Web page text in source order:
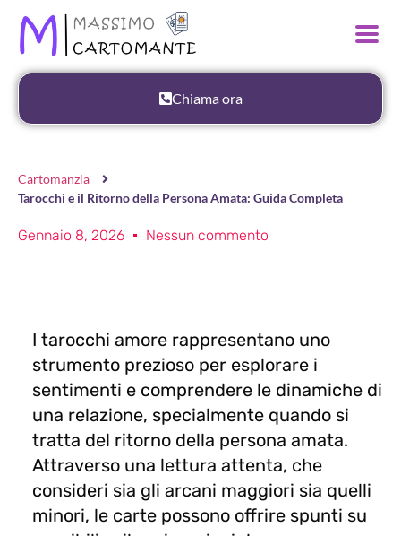
Chiama ora
Cartomanzia
Tarocchi e il Ritorno della Persona Amata: Guida Completa
Gennaio 8, 2026 Nessun commento
I tarocchi amore rappresentano uno
strumento prezioso per esplorare i
sentimenti e comprendere le dinamiche di
una relazione, specialmente quando si
tratta del ritorno della persona amata.
Attraverso una lettura attenta, che
consideri sia gli arcani maggiori sia quelli
minori, le carte possono offrire spunti su